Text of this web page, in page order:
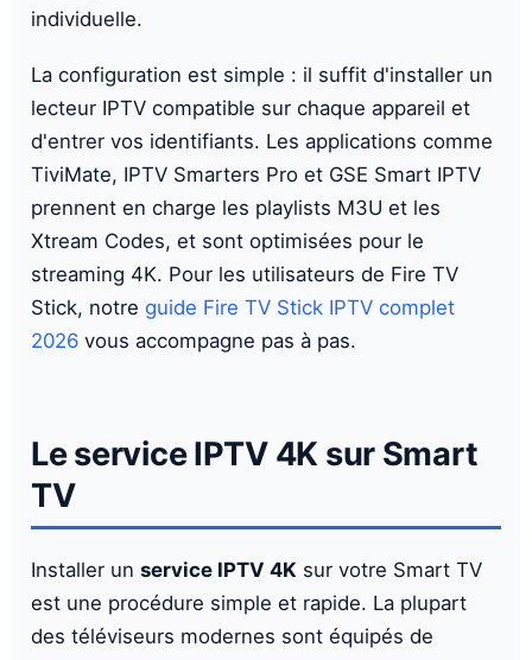
individuelle.
La configuration est simple : il suffit d'installer un
lecteur IPTV compatible sur chaque appareil et
d'entrer vos identifiants. Les applications comme
TiviMate, IPTV Smarters Pro et GSE Smart IPTV
prennent en charge les playlists M3U et les
Xtream Codes, et sont optimisées pour le
streaming 4K. Pour les utilisateurs de Fire TV
Stick, notre guide Fire TV Stick IPTV complet
2026 vous accompagne pas à pas.
Le service IPTV 4K sur Smart
TV
Installer un service IPTV 4K sur votre Smart TV
est une procédure simple et rapide. La plupart
des téléviseurs modernes sont équipés de